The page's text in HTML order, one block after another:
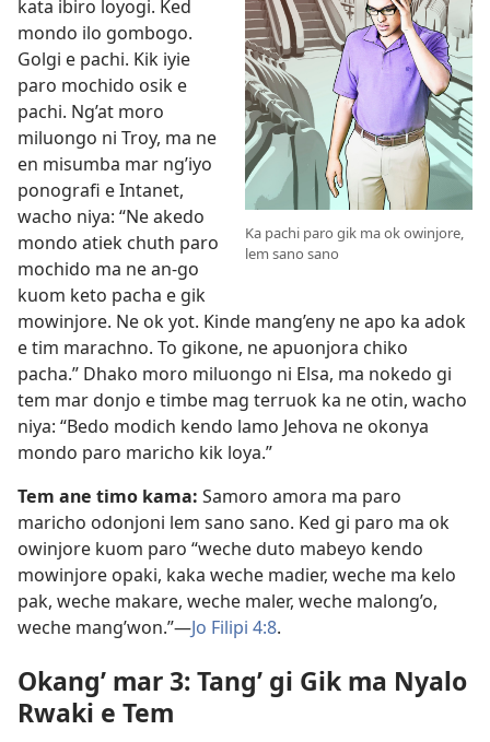
Ka pachi paro gik ma ok owinjore,
lem sano sano
kata ibiro loyogi. Ked
mondo ilo gombogo.
Golgi e pachi. Kik iyie
paro mochido osik e
pachi. Ng’at moro
miluongo ni Troy, ma ne
en misumba mar ng’iyo
ponografi e Intanet,
wacho niya: “Ne akedo
mondo atiek chuth paro
mochido ma ne an-go
kuom keto pacha e gik
mowinjore. Ne ok yot. Kinde mang’eny ne apo ka adok
e tim marachno. To gikone, ne apuonjora chiko
pacha.” Dhako moro miluongo ni Elsa, ma nokedo gi
tem mar donjo e timbe mag terruok ka ne otin, wacho
niya: “Bedo modich kendo lamo Jehova ne okonya
mondo paro maricho kik loya.”
Tem ane timo kama: Samoro amora ma paro
maricho odonjoni lem sano sano. Ked gi paro ma ok
owinjore kuom paro “weche duto mabeyo kendo
mowinjore opaki, kaka weche madier, weche ma kelo
pak, weche makare, weche maler, weche malong’o,
weche mang’won.”—Jo Filipi 4:8.
Okang’ mar 3: Tang’ gi Gik ma Nyalo
Rwaki e Tem